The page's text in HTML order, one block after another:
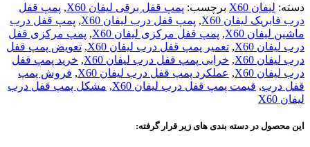
دسته: لیفان X60 برچسب: پمپ قفل برقی لیفان X60 , پمپ قفل
درب فابریک لیفان X60
, پمپ قفل درب لیفان X60 , پمپ قفل درب
ماشین لیفان X60
, پمپ قفل مرکزی لیفان X60 , پمپ مرکزی قفل
درب لیفان X60
, تعمیر پمپ قفل درب لیفان X60 , تعویض پمپ قفل
درب لیفان X60
, خرابی پمپ قفل درب لیفان X60 , خرید پمپ قفل
درب لیفان X60
, عملکرد پمپ قفل درب لیفان X60 , فروش پمپ
قفل درب, قیمت پمپ قفل درب لیفان X60 , مشکل پمپ قفل درب
لیفان X60
این محصول در دسته بندی های زیر قرار گرفته: